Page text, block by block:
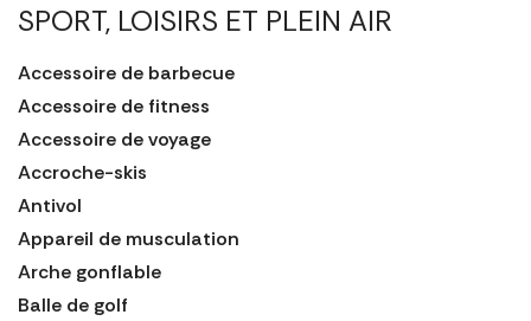
SPORT, LOISIRS ET PLEIN AIR
Accessoire de barbecue
Accessoire de fitness
Accessoire de voyage
Accroche-skis
Antivol
Appareil de musculation
Arche gonflable
Balle de golf